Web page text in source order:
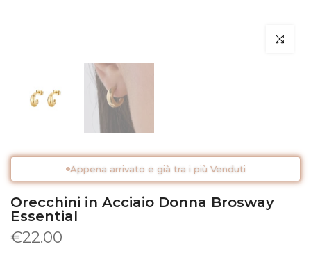
Clicca per
Appena arrivato e già tra i più Venduti
Orecchini in Acciaio Donna Brosway
Essential
€22.00